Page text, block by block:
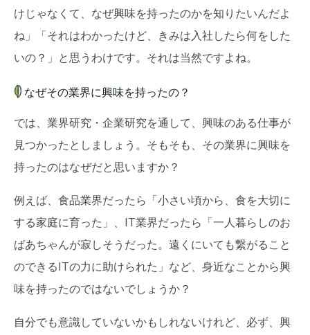
けじゃなくて、なぜ興味を持ったのかを知りたいんだよ
ね」「それはわかったけど、きみは入社したら何をした
いの？」と思うわけです。それは当然ですよね。
なぜその業界に興味を持ったの？
では、業界研究・企業研究を通して、興味のある仕事が
見つかったとしましょう。そもそも、その業界に興味を
持ったのはなぜだと思いますか？
例えば、食品業界だったら「小さい頃から、食を大切に
する家庭に育った」、IT業界だったら「一人暮らしのお
ばあちゃんが寂しそうだった。遠くにいても繋がること
のできるITの力に助けられた」など、身近なことから興
味を持ったのではないでしょうか？
自分でも意識していないかもしれないけれど、必ず、興